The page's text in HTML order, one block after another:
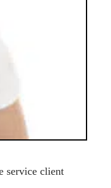
service client